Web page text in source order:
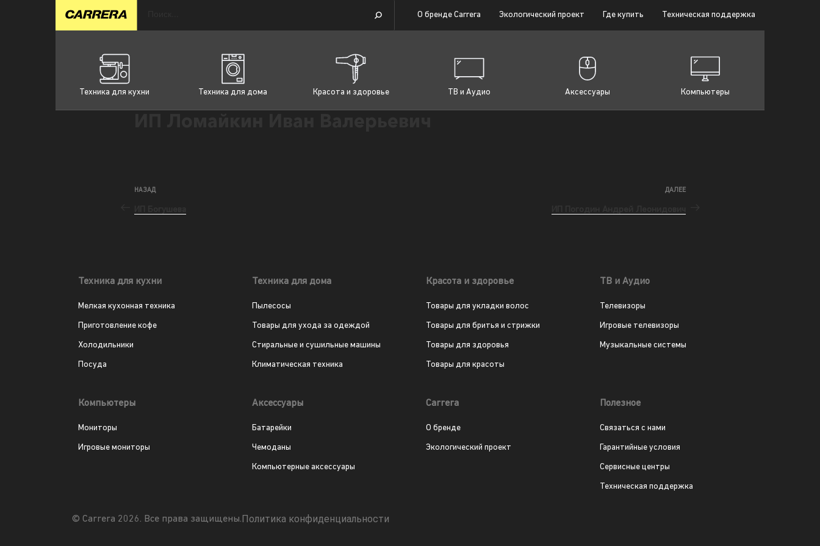
О бренде Carrera Экологический проект Где купить Техническая поддержка
Техника для кухни Техника для дома Красота и здоровье ТВ и Аудио Аксессуары Компьютеры
НАЗАД ДАЛЕЕ
Техника для кухни
Мелкая кухонная техника
Приготовление кофе
Холодильники
Посуда
Техника для дома
Пылесосы
Товары для ухода за одеждой
Стиральные и сушильные машины
Климатическая техника
Красота и здоровье
Товары для укладки волос
Товары для бритья и стрижки
Товары для здоровья
Товары для красоты
ТВ и Аудио
Телевизоры
Игровые телевизоры
Музыкальные системы
Компьютеры
Мониторы
Игровые мониторы
Аксессуары
Батарейки
Чемоданы
Компьютерные аксессуары
Carrera
О бренде
Экологический проект
Полезное
Связаться с нами
Гарантийные условия
Сервисные центры
Техническая поддержка
© Carrera 2026. Все права защищены.Политика конфиденциальности